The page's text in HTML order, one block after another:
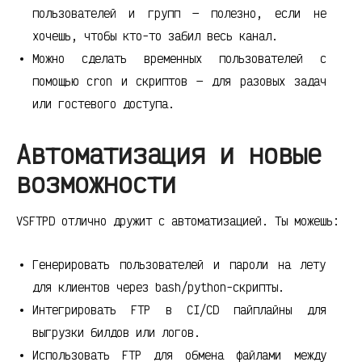
пользователей и групп — полезно, если не
хочешь, чтобы кто-то забил весь канал.
Можно сделать временных пользователей с
помощью cron и скриптов — для разовых задач
или гостевого доступа.
Автоматизация и новые
возможности
VSFTPD отлично дружит с автоматизацией. Ты можешь:
Генерировать пользователей и пароли на лету
для клиентов через bash/python-скрипты.
Интегрировать FTP в CI/CD пайплайны для
выгрузки билдов или логов.
Использовать FTP для обмена файлами между